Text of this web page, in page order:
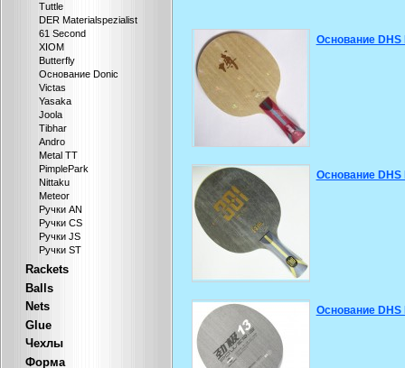
Tuttle
DER Materialspezialist
61 Second
XIOM
Butterfly
Основание Donic
Victas
Yasaka
Joola
Tibhar
Andro
Metal TT
PimplePark
Nittaku
Meteor
Ручки AN
Ручки CS
Ручки JS
Ручки ST
Rackets
Balls
Nets
Glue
Чехлы
Форма
Основание DHS
Основание DHS
Основание DHS